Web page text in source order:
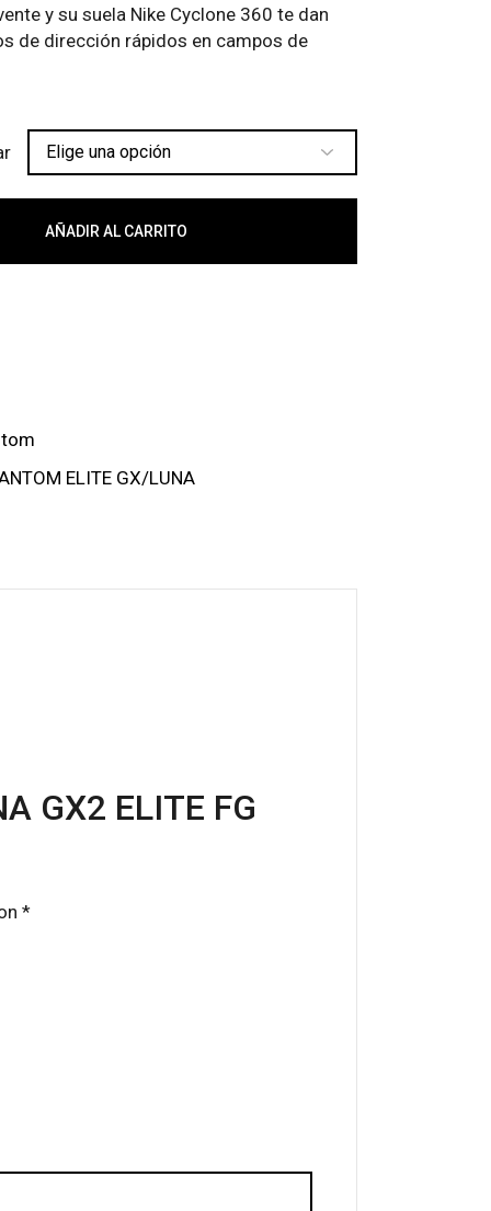
y su suela Nike Cyclone 360 te dan
de dirección rápidos en campos de
ELITE FG 051 cantidad
AÑADIR AL CARRITO
ELITE GX/LUNA
GX2 ELITE FG
*